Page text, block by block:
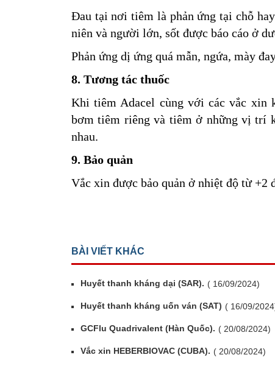
Đau tại nơi tiêm là phản ứng tại chỗ
niên và người lớn, sốt được báo cáo ở
Phản ứng dị ứng quá mẫn, ngứa, mày
8. Tương tác thuốc
Khi tiêm Adacel cùng với các vắc xin
bơm tiêm riêng và tiêm ở những vị trí
nhau.
9. Bảo quản
Vắc xin được bảo quản ở nhiệt độ từ +2
BÀI VIẾT KHÁC
Huyết thanh kháng dại (SAR). ( 16/09/2024)
Huyết thanh kháng uốn ván (SAT) ( 16/09/
GCFlu Quadrivalent (Hàn Quốc). ( 20/08/2024)
Vắc xin HEBERBIOVAC (CUBA). ( 20/08/2024)